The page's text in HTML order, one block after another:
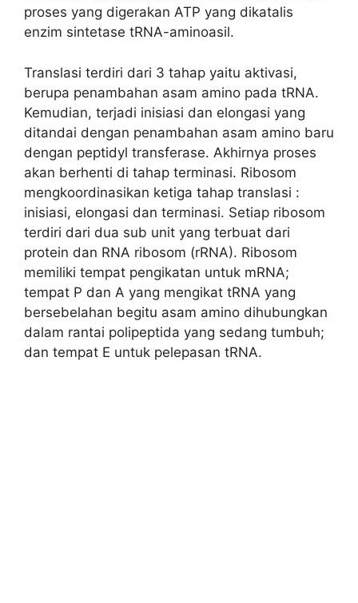
proses yang digerakan ATP yang dikatalis
enzim sintetase tRNA-aminoasil.
Translasi terdiri dari 3 tahap yaitu aktivasi,
berupa penambahan asam amino pada tRNA.
Kemudian, terjadi inisiasi dan elongasi yang
ditandai dengan penambahan asam amino baru
dengan peptidyl transferase. Akhirnya proses
akan berhenti di tahap terminasi. Ribosom
mengkoordinasikan ketiga tahap translasi :
inisiasi, elongasi dan terminasi. Setiap ribosom
terdiri dari dua sub unit yang terbuat dari
protein dan RNA ribosom (rRNA). Ribosom
memiliki tempat pengikatan untuk mRNA;
tempat P dan A yang mengikat tRNA yang
bersebelahan begitu asam amino dihubungkan
dalam rantai polipeptida yang sedang tumbuh;
dan tempat E untuk pelepasan tRNA.